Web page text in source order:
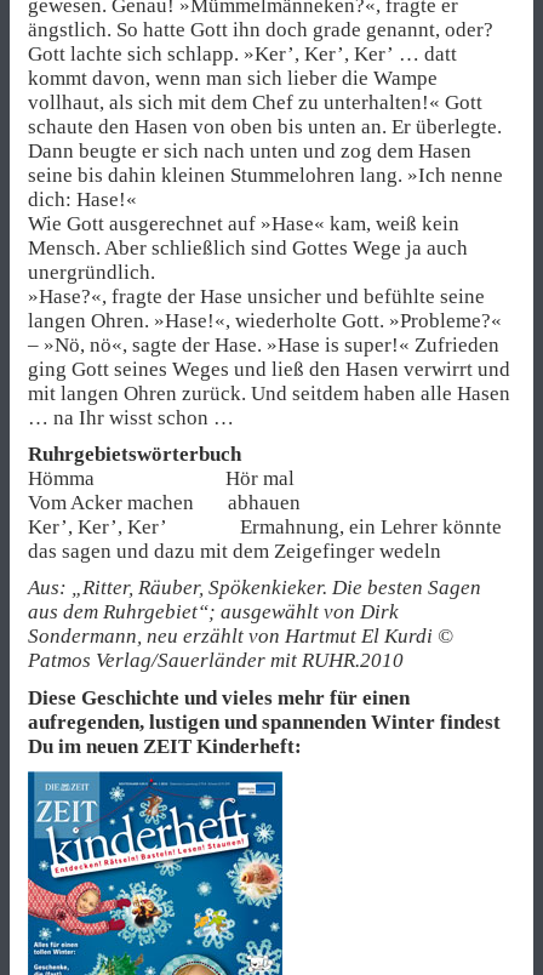
gewesen. Genau! »Mümmelmänneken?«, fragte er
ängstlich. So hatte Gott ihn doch grade genannt, oder?
Gott lachte sich schlapp. »Ker’, Ker’, Ker’ … datt
kommt davon, wenn man sich lieber die Wampe
vollhaut, als sich mit dem Chef zu unterhalten!« Gott
schaute den Hasen von oben bis unten an. Er überlegte.
Dann beugte er sich nach unten und zog dem Hasen
seine bis dahin kleinen Stummelohren lang. »Ich nenne
dich: Hase!«
Wie Gott ausgerechnet auf »Hase« kam, weiß kein
Mensch. Aber schließlich sind Gottes Wege ja auch
unergründlich.
»Hase?«, fragte der Hase unsicher und befühlte seine
langen Ohren. »Hase!«, wiederholte Gott. »Probleme?«
– »Nö, nö«, sagte der Hase. »Hase is super!« Zufrieden
ging Gott seines Weges und ließ den Hasen verwirrt und
mit langen Ohren zurück. Und seitdem haben alle Hasen
… na Ihr wisst schon …
Ruhrgebietswörterbuch
Hömma Hör mal
Vom Acker machen abhauen
Ker’, Ker’, Ker’ Ermahnung, ein Lehrer könnte
das sagen und dazu mit dem Zeigefinger wedeln
Aus: „Ritter, Räuber, Spökenkieker. Die besten Sagen
aus dem Ruhrgebiet“; ausgewählt von Dirk
Sondermann, neu erzählt von Hartmut El Kurdi ©
Patmos Verlag/Sauerländer mit RUHR.2010
Diese Geschichte und vieles mehr für einen
aufregenden, lustigen und spannenden Winter findest
Du im neuen ZEIT Kinderheft: